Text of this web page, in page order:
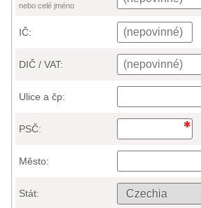
nebo celé jméno
IČ:
DIČ / VAT:
Ulice a čp:
PSČ:
Město:
Stát: